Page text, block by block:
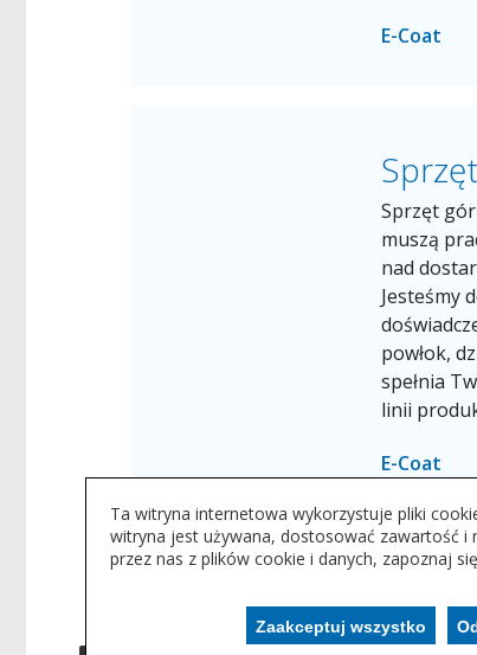
E-Coat
Sprzęt
muszą
nad
Jesteśmy
powłok,
spełnia
linii
E-Coat
Ta witryna internetowa wykorzystuje pliki
witryna jest używana, dostosować zawartość i
przez nas z plików cookie i danych, zapoznaj
Zaakceptuj wszystko